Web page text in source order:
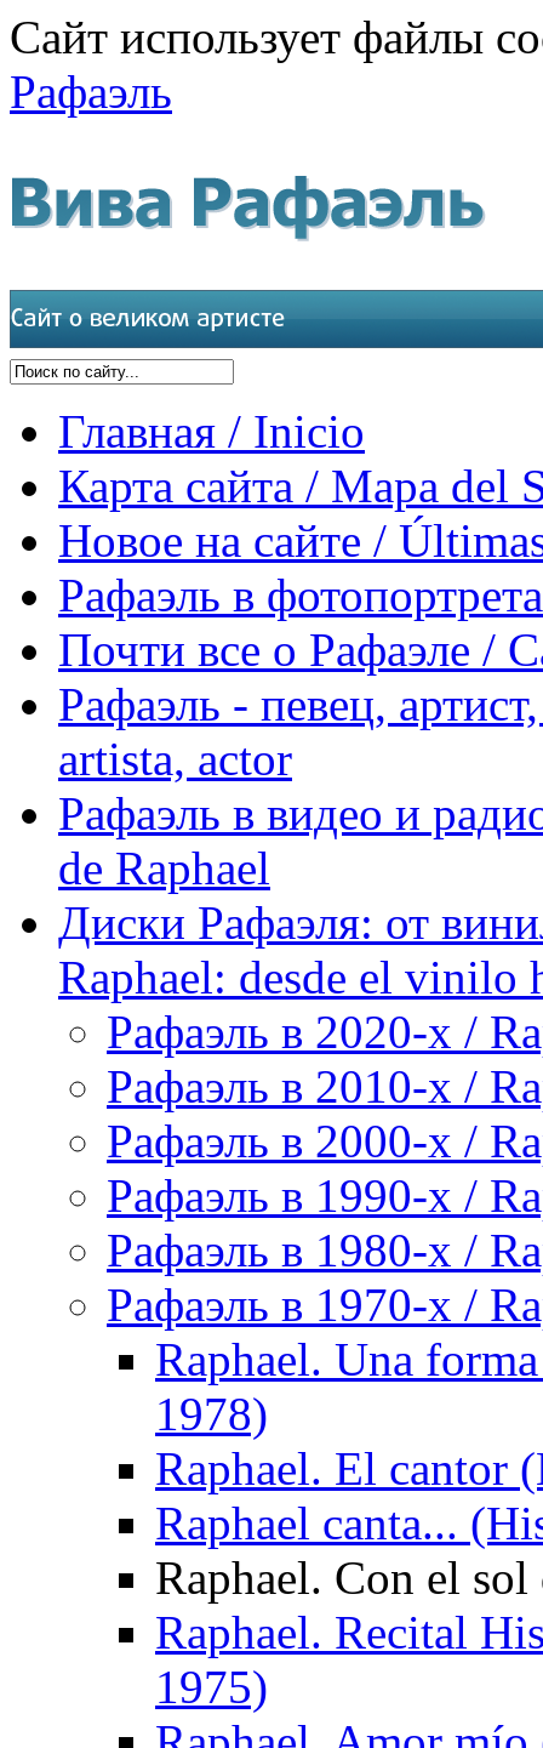
Сайт использует файлы
Рафаэль
Главная / Inicio
Карта сайта / Mapa del
Новое на сайте /
Рафаэль в
Почти все о Рафаэле /
Рафаэль - певец,
artista, actor
Рафаэль в видео и
de Raphael
Диски Рафаэля: от
Raphael: desde el vinilo
Рафаэль в 2020-х /
Рафаэль в 2010-х /
Рафаэль в 2000-х /
Рафаэль в 1990-х /
Рафаэль в 1980-х /
Рафаэль в 1970-х /
Raphael. Una
1978)
Raphael. El cantor
Raphael canta...
Raphael. Con el
Raphael. Recital
1975)